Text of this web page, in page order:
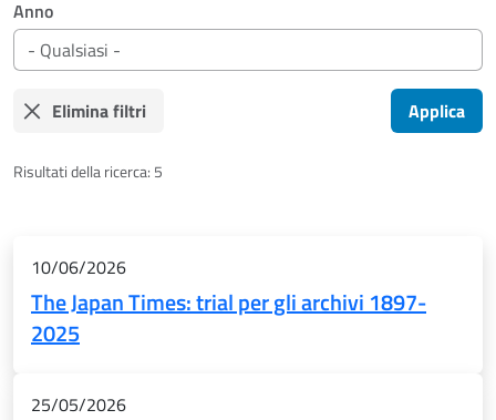
Anno
Applica
Elimina filtri
Risultati della ricerca: 5
Risultati
10/06/2026
The Japan Times: trial per gli archivi 1897-
2025
25/05/2026